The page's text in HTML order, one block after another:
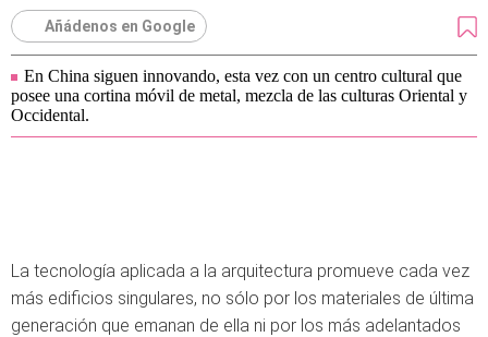
Añádenos en Google
En China siguen innovando, esta vez con un centro cultural que
posee una cortina móvil de metal, mezcla de las culturas Oriental y
Occidental.
La tecnología aplicada a la arquitectura promueve cada vez
más edificios singulares, no sólo por los materiales de última
generación que emanan de ella ni por los más adelantados